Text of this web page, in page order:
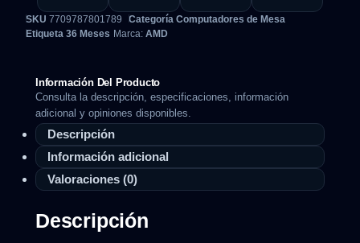
SKU 7709787801789 Categoría Computadores de Mesa
Etiqueta 36 Meses Marca: AMD
Información Del Producto
Consulta la descripción, especificaciones, información
adicional y opiniones disponibles.
Descripción
Información adicional
Valoraciones (0)
Descripción